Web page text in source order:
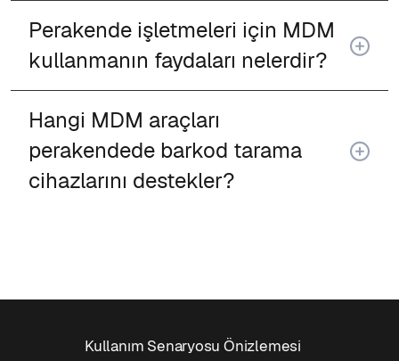
Perakende işletmeleri için MDM
kullanmanın faydaları nelerdir?
Hangi MDM araçları
perakendede barkod tarama
cihazlarını destekler?
Kullanım Senaryosu Önizlemesi